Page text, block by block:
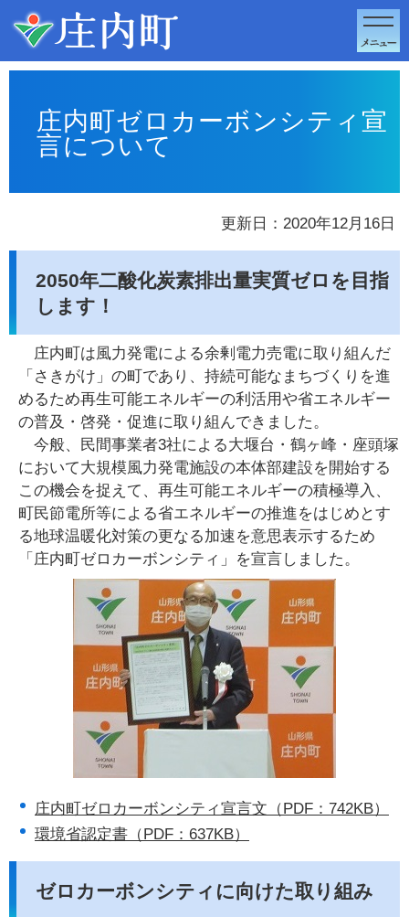
このページの本文へ移動
庄内町ゼロカーボンシティ宣
言について
更新日：2020年12月16日
2050年二酸化炭素排出量実質ゼロを目指
します！
庄内町は風力発電による余剰電力売電に取り組んだ
「さきがけ」の町であり、持続可能なまちづくりを進
めるため再生可能エネルギーの利活用や省エネルギー
の普及・啓発・促進に取り組んできました。
今般、民間事業者3社による大堰台・鶴ヶ峰・座頭塚
において大規模風力発電施設の本体部建設を開始する
この機会を捉えて、再生可能エネルギーの積極導入、
町民節電所等による省エネルギーの推進をはじめとす
る地球温暖化対策の更なる加速を意思表示するため
「庄内町ゼロカーボンシティ」を宣言しました。
庄内町ゼロカーボンシティ宣言文（PDF：742KB）
環境省認定書（PDF：637KB）
ゼロカーボンシティに向けた取り組み